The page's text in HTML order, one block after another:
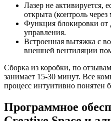
Лазер не активируется,
открыта (контроль
Функция блокировки от
управления.
Встроенная вытяжка с
внешней вентиляции
Сборка из коробки, по
занимает 15-30 минут. Все
процесс интуитивно понятен
Программное